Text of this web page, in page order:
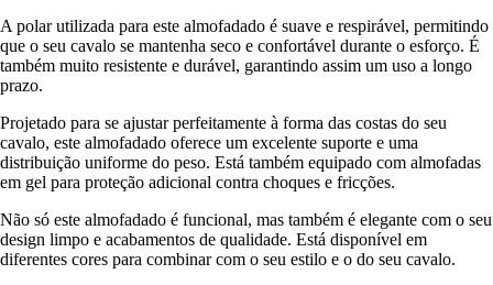
A polar utilizada para este almofadado é suave e respirável, permitindo
que o seu cavalo se mantenha seco e confortável durante o esforço. É
também muito resistente e durável, garantindo assim um uso a longo
prazo.
Projetado para se ajustar perfeitamente à forma das costas do seu
cavalo, este almofadado oferece um excelente suporte e uma
distribuição uniforme do peso. Está também equipado com almofadas
em gel para proteção adicional contra choques e fricções.
Não só este almofadado é funcional, mas também é elegante com o seu
design limpo e acabamentos de qualidade. Está disponível em
diferentes cores para combinar com o seu estilo e o do seu cavalo.